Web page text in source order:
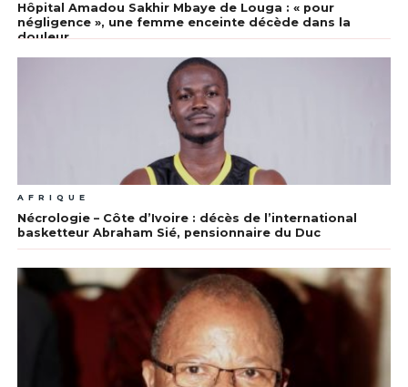
Hôpital Amadou Sakhir Mbaye de Louga : « pour
négligence », une femme enceinte décède dans la
douleur
AFRIQUE
Nécrologie – Côte d’Ivoire : décès de l’international
basketteur Abraham Sié, pensionnaire du Duc